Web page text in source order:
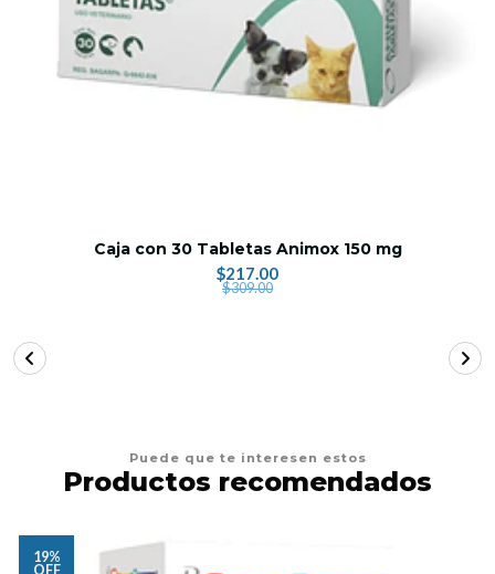
Caja con 30 Tabletas Animox 150 mg
$217.00
$309.00
Puede que te interesen estos
Productos recomendados
19%
OFF